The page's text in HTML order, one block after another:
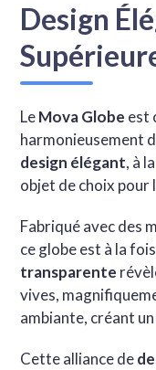
Design
LeMova Globe est
harmonieusement
design élégant, à
objet de choix pour
Fabriqué avec des
ce globe est à la
transparente
vives,
ambiante, créant
Cette alliance de